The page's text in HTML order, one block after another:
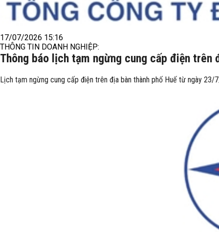
17/07/2026 15:16
THÔNG TIN DOANH NGHIỆP:
Thông báo lịch tạm ngừng cung cấp điện
Lịch tạm ngừng cung cấp điện trên địa bàn thành phố Huế từ ngày